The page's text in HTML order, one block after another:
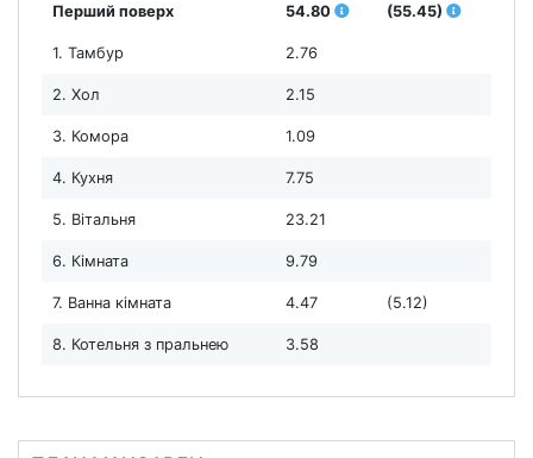
Перший поверх 54.80 (55.45)
1. Тамбур 2.76
2. Хол 2.15
3. Комора 1.09
4. Кухня 7.75
5. Вітальня 23.21
6. Кімната 9.79
7. Ванна кімната 4.47 (5.12)
8. Котельня з пральнею 3.58